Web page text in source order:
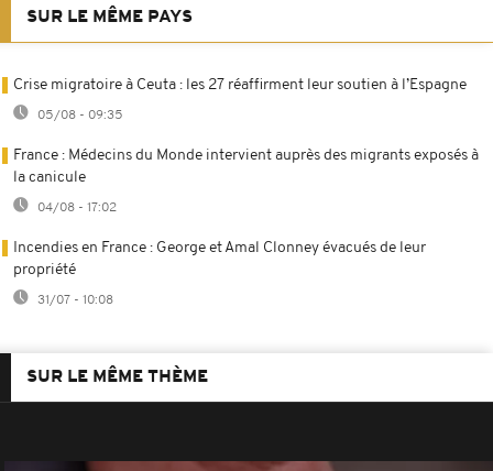
SUR LE MÊME PAYS
Crise migratoire à Ceuta : les 27 réaffirment leur soutien à l’Espagne
05/08 - 09:35
France : Médecins du Monde intervient auprès des migrants exposés à
la canicule
04/08 - 17:02
Incendies en France : George et Amal Clonney évacués de leur
propriété
31/07 - 10:08
SUR LE MÊME THÈME